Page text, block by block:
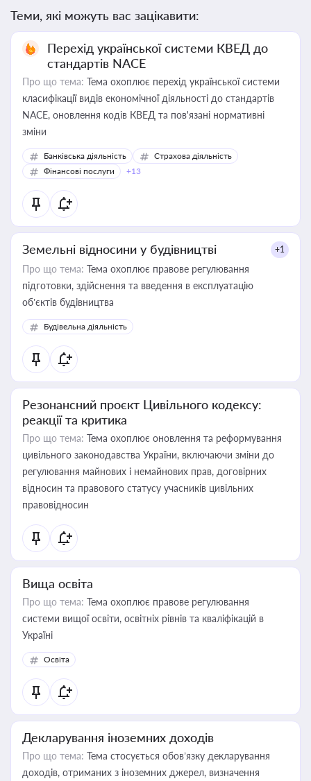
Теми, які можуть вас зацікавити:
Перехід української системи КВЕД до
стандартів NACE
Про що тема: Тема охоплює перехід української системи
класифікації видів економічної діяльності до стандартів
NACE, оновлення кодів КВЕД та пов'язані нормативні
зміни
Банківська діяльність
Страхова діяльність
Фінансові послуги
+13
Земельні відносини у будівництві +1
Про що тема: Тема охоплює правове регулювання
підготовки, здійснення та введення в експлуатацію
об’єктів будівництва
Будівельна діяльність
Резонансний проєкт Цивільного кодексу:
реакції та критика
Про що тема: Тема охоплює оновлення та реформування
цивільного законодавства України, включаючи зміни до
регулювання майнових і немайнових прав, договірних
відносин та правового статусу учасників цивільних
правовідносин
Вища освіта
Про що тема: Тема охоплює правове регулювання
системи вищої освіти, освітніх рівнів та кваліфікацій в
Україні
Освіта
Декларування іноземних доходів
Про що тема: Тема стосується обов’язку декларування
доходів, отриманих з іноземних джерел, визначення